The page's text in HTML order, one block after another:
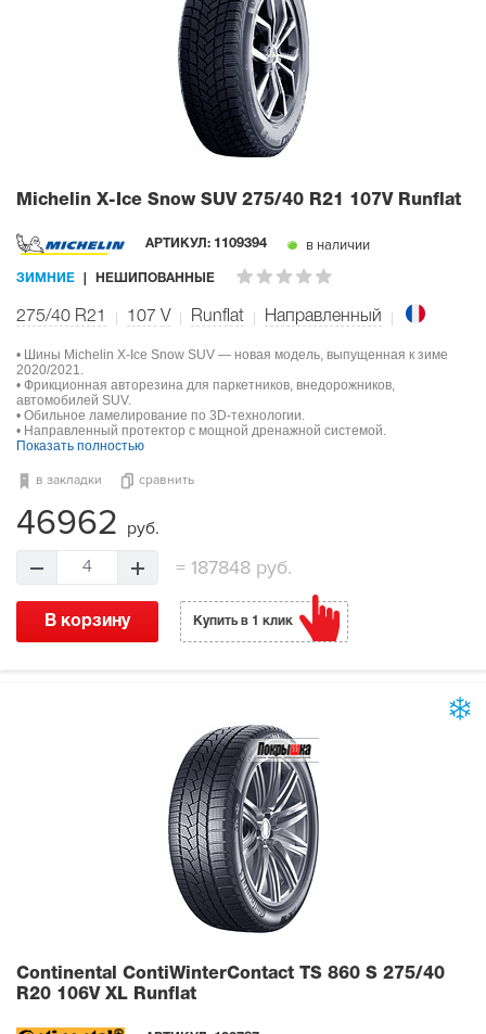
Michelin X-Ice Snow SUV 275/40 R21 107V Runflat
АРТИКУЛ: 1109394 в наличии
ЗИМНИЕ НЕШИПОВАННЫЕ
275/40 R21 107 V Runflat Направленный
• Шины Michelin X-Ice Snow SUV — новая модель, выпущенная к зиме
2020/2021.
• Фрикционная авторезина для паркетников, внедорожников,
автомобилей SUV.
• Обильное ламелирование по 3D-технологии.
• Направленный протектор с мощной дренажной системой.
Показать полностью
в закладки сравнить
46962 руб.
4 = 187848 руб.
В корзину Купить в 1 клик
Continental ContiWinterContact TS 860 S 275/40
R20 106V XL Runflat